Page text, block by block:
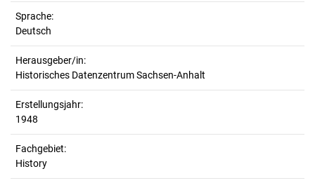
Sprache:
Deutsch
Herausgeber/in:
Historisches Datenzentrum Sachsen-Anhalt
Erstellungsjahr:
1948
Fachgebiet:
History